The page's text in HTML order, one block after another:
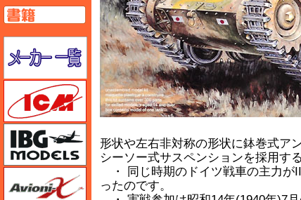
形状や左右非対称の形状に鉢巻式ア
シーソー式サスペンションを採用す
・ 同じ時期のドイツ戦車の主力が
ったのです。
書籍ページへ
メーカー一覧のページはこちら
ICM
Avioni-X（アヴィオニクス）